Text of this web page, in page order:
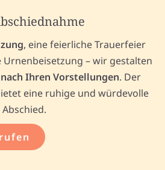
, eine feierliche Trauerfeier
– wir gestalten
Ihren Vorstellungen. Der
eine ruhige und würdevolle